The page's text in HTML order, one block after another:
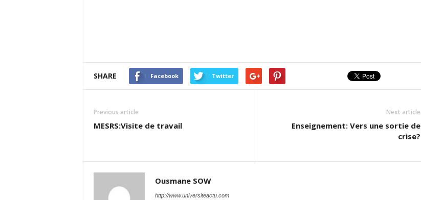
SHARE Facebook Twitter
Previous article
MESRS:Visite de travail
Next article
Enseignement: Vers une sortie de
crise?
Ousmane SOW
http://www.universiteactu.com